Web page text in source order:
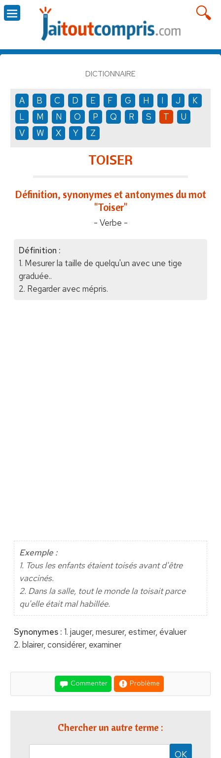
DICTIONNAIRE
A B C D E F G H I J
K
L
M N O P Q R S T
U
V
W X Y Z
TOISER
Définition, synonymes et antonymes du mot
"Toiser"
- Verbe -
Définition :
1. Mesurer la taille de quelqu'un avec une tige
graduée..
2. Regarder avec mépris.
Exemple :
1. Tous les enfants étaient toisés avant d'être
vaccinés.
2. Dans la salle, tout le monde la toisait parce
qu'elle était mal habillée.
Synonymes : 1. jauger, mesurer, estimer, évaluer
2. blairer, considérer, examiner
Commenter Problème
Chercher un autre terme :